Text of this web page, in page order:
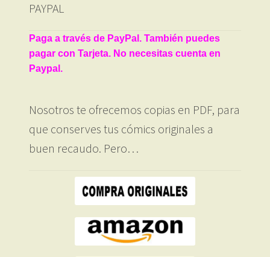
PAYPAL
Paga a través de PayPal. También puedes
pagar con Tarjeta. No necesitas cuenta en
Paypal.
Nosotros te ofrecemos copias en PDF, para
que conserves tus cómics originales a
buen recaudo. Pero…